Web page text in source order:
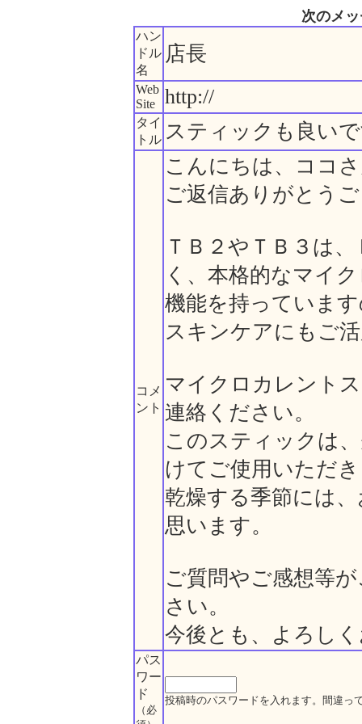
次のメ
ハン
ドル
名
店長
Web
Site
http://
タイ
トル スティックも良い
コメ
ント
こんにちは、ココ
ご返信ありがとう
ＴＢ２やＴＢ３は
く、本格的なマイ
機能を持っていま
スキンケアにもご
マイクロカレント
連絡ください。
このスティックは
けてご使用いただ
乾燥する季節には
思います。
ご質問やご感想等
さい。
今後とも、よろし
パス
ワー
ド
（必
投稿時のパスワードを入れます。間違っ